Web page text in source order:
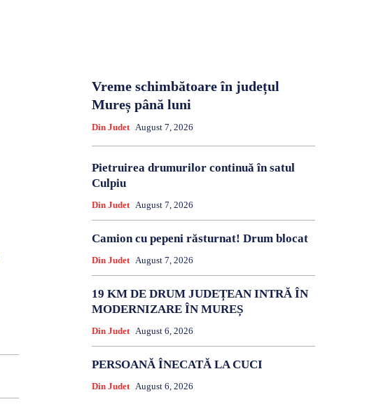
Vreme schimbătoare în județul
Mureș până luni
Din Judet August 7, 2026
Pietruirea drumurilor continuă în satul
Culpiu
Din Judet August 7, 2026
Camion cu pepeni răsturnat! Drum blocat
Din Judet August 7, 2026
19 KM DE DRUM JUDEȚEAN INTRĂ ÎN
MODERNIZARE ÎN MUREȘ
Din Judet August 6, 2026
PERSOANĂ ÎNECATĂ LA CUCI
Din Judet August 6, 2026